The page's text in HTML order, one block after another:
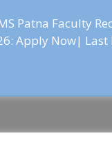
Patna Faculty
Apply Now| Last